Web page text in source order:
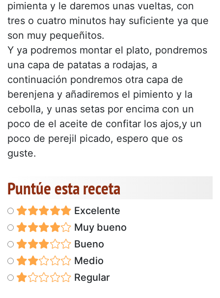
pimienta y le daremos unas vueltas, con
tres o cuatro minutos hay suficiente ya que
son muy pequeñitos.
Y ya podremos montar el plato, pondremos
una capa de patatas a rodajas, a
continuación pondremos otra capa de
berenjena y añadiremos el pimiento y la
cebolla, y unas setas por encima con un
poco de el aceite de confitar los ajos,y un
poco de perejil picado, espero que os
guste.
Puntúe esta receta
Excelente
Muy bueno
Bueno
Medio
Regular